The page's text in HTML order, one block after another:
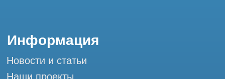
Контакты
+7 (995) 121-53-37
Горячая линия: +7 (977) 621-53-37
info@tomograph.pro